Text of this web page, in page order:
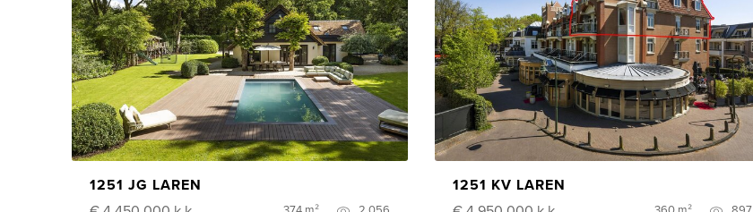
1251 JG LAREN
1251 KV LAREN